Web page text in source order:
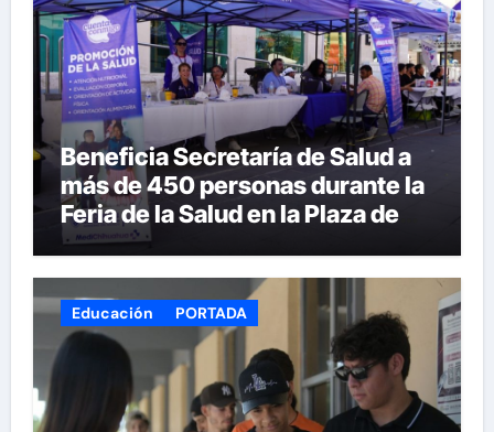
Beneficia Secretaría de Salud a
más de 450 personas durante la
Feria de la Salud en la Plaza de
Armas
Educación PORTADA